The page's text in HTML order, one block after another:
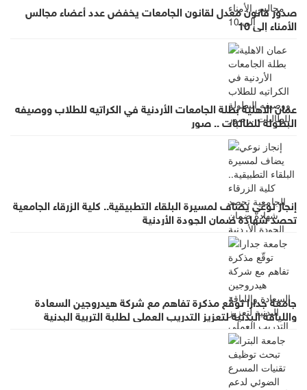
صدور قانون معدل لقانون الجامعات يخفض عدد أعضاء مجالس
الأمناء إلى 10
عمان الاهلية بطلة الجامعات الأردنية في الكراتيه للطلاب ووصيفه
البطولة للطالبات .. صور
إنجاز نوعي يضاف لمسيرة البلقاء التطبيقية.. كلية الزرقاء الجامعية
تحصد شهادة ضمان الجودة الأردنية
جامعة جدارا توقّع مذكرة تفاهم مع شركة هيدروجين السعادة
واللياقة البدنية لتعزيز التدريب العملي لطلبة التربية البدنية